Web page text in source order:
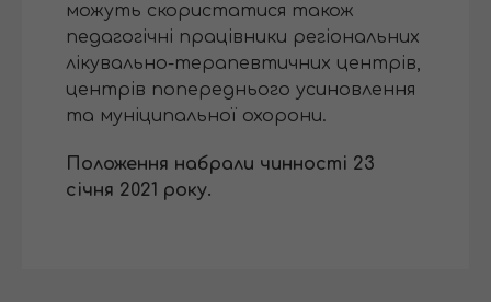
можуть скористатися також
педагогічні працівники регіональних
лікувально-терапевтичних центрів,
центрів попереднього усиновлення
та муніципальної охорони.
Положення набрали чинності 23
січня 2021 року.